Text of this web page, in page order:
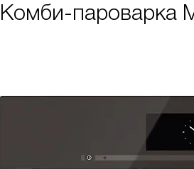
Комби-пароварка